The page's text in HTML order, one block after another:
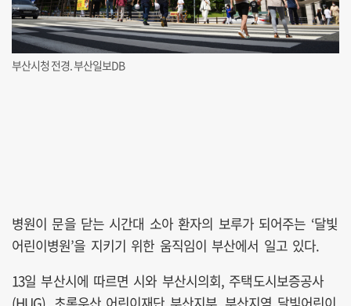
부산시청 전경. 부산일보DB
병원이 문을 닫는 시간대 소아 환자의 보루가 되어주는 ‘달빛
어린이병원’을 지키기 위한 움직임이 부산에서 일고 있다.
13일 부산시에 따르면 시와 부산시의회, 주택도시보증공사